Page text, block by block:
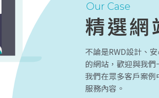
Our Case
精選網
不論是RWD設計、
的網站，歡迎與我們
我們在眾多客戶案
服務內容。